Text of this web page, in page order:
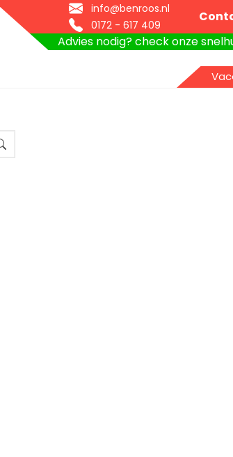
info@benroos.nl
0172 - 617 409
Advies nodig? check onze